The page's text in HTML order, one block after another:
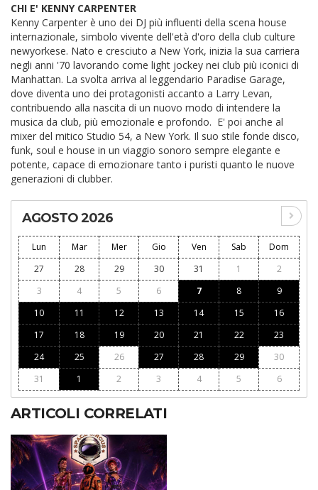
CHI E' KENNY CARPENTER
Kenny Carpenter è uno dei DJ più influenti della scena house
internazionale, simbolo vivente dell'età d'oro della club culture
newyorkese. Nato e cresciuto a New York, inizia la sua carriera
negli anni '70 lavorando come light jockey nei club più iconici di
Manhattan. La svolta arriva al leggendario Paradise Garage,
dove diventa uno dei protagonisti accanto a Larry Levan,
contribuendo alla nascita di un nuovo modo di intendere la
musica da club, più emozionale e profondo. E' poi anche al
mixer del mitico Studio 54, a New York. Il suo stile fonde disco,
funk, soul e house in un viaggio sonoro sempre elegante e
potente, capace di emozionare tanto i puristi quanto le nuove
generazioni di clubber.
AGOSTO 2026
Lun Mar Mer Gio Ven Sab
Dom
27
28 29 30 31 1
2
3
4 5 6 7 8
9
10
11 12 13 14 15
16
17
18 19 20 21 22
23
24
25 26 27 28 29
30
31
1 2 3 4 5 6
ARTICOLI CORRELATI